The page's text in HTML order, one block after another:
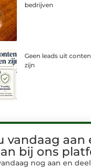
bedrijven
Geen leads uit
zijn
vandaag aan
bij ons
nog aan en